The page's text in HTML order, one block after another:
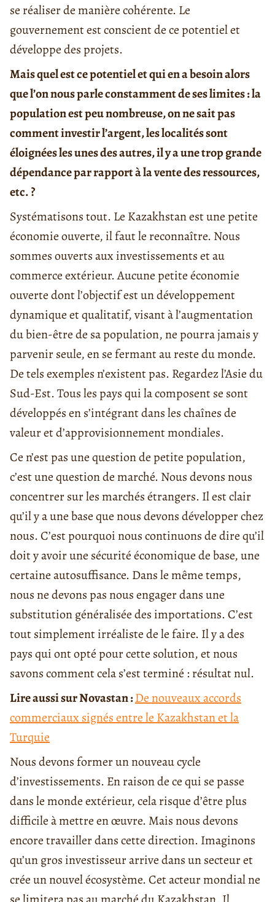
se réaliser de manière cohérente. Le
gouvernement est conscient de ce potentiel et
développe des projets.
Mais quel est ce potentiel et qui en a besoin alors
que l’on nous parle constamment de ses limites : la
population est peu nombreuse, on ne sait pas
comment investir l’argent, les localités sont
éloignées les unes des autres, il y a une trop grande
dépendance par rapport à la vente des ressources,
etc. ?
Systématisons tout. Le Kazakhstan est une petite
économie ouverte, il faut le reconnaître. Nous
sommes ouverts aux investissements et au
commerce extérieur. Aucune petite économie
ouverte dont l’objectif est un développement
dynamique et qualitatif, visant à l’augmentation
du bien-être de sa population, ne pourra jamais y
parvenir seule, en se fermant au reste du monde.
De tels exemples n’existent pas. Regardez l’Asie du
Sud-Est. Tous les pays qui la composent se sont
développés en s’intégrant dans les chaînes de
valeur et d’approvisionnement mondiales.
Ce n’est pas une question de petite population,
c’est une question de marché. Nous devons nous
concentrer sur les marchés étrangers. Il est clair
qu’il y a une base que nous devons développer chez
nous. C’est pourquoi nous continuons de dire qu’il
doit y avoir une sécurité économique de base, une
certaine autosuffisance. Dans le même temps,
nous ne devons pas nous engager dans une
substitution généralisée des importations. C’est
tout simplement irréaliste de le faire. Il y a des
pays qui ont opté pour cette solution, et nous
savons comment cela s’est terminé : résultat nul.
Lire aussi sur Novastan :De nouveaux accords
commerciaux signés entre le Kazakhstan et la
Turquie
Nous devons former un nouveau cycle
d’investissements. En raison de ce qui se passe
dans le monde extérieur, cela risque d’être plus
difficile à mettre en œuvre. Mais nous devons
encore travailler dans cette direction. Imaginons
qu’un gros investisseur arrive dans un secteur et
crée un nouvel écosystème. Cet acteur mondial ne